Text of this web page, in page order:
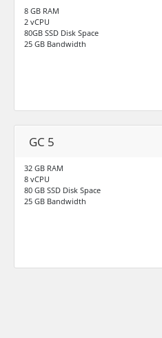
8 GB RAM
2 vCPU
80GB SSD Disk Space
25 GB Bandwidth
GC 5
32 GB RAM
8 vCPU
80 GB SSD Disk Space
25 GB Bandwidth